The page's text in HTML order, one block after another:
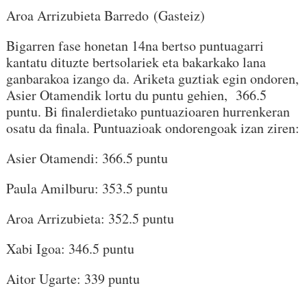
Aroa Arrizubieta Barredo (Gasteiz)
Bigarren fase honetan 14na bertso puntuagarri
kantatu dituzte bertsolariek eta bakarkako lana
ganbarakoa izango da. Ariketa guztiak egin ondoren,
Asier Otamendik lortu du puntu gehien, 366.5
puntu. Bi finalerdietako puntuazioaren hurrenkeran
osatu da finala. Puntuazioak ondorengoak izan ziren:
Asier Otamendi: 366.5 puntu
Paula Amilburu: 353.5 puntu
Aroa Arrizubieta: 352.5 puntu
Xabi Igoa: 346.5 puntu
Aitor Ugarte: 339 puntu